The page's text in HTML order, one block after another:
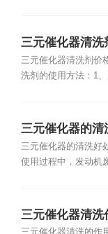
三元催化器清洗
三元催化器清洗剂价
洗剂的使用方法：1、
三元催化器的清
三元催化器的清洗好
使用过程中，发动机
三元催化器清洗